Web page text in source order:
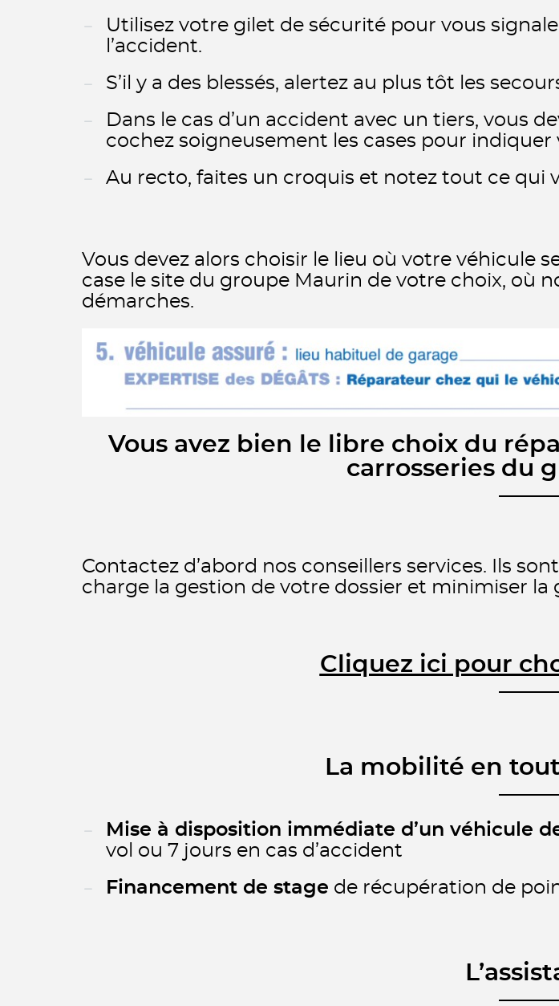
Utilisez votre gilet de sécurité pour vous
l’accident.
S’il y a des blessés, alertez au plus tôt les
Dans le cas d’un accident avec un tiers, vous
cochez soigneusement les cases pour
Au recto, faites un croquis et notez tout ce qui
Vous devez alors choisir le lieu où votre véhicule
case le site du groupe Maurin de votre choix, où
démarches.
Vous avez bien le libre choix du
carrosseries du
Contactez d’abord nos conseillers services. Ils
charge la gestion de votre dossier et minimiser la
Cliquez ici pour
La mobilité en
Mise à disposition immédiate d’un véhicule
vol ou 7 jours en cas d’accident
Financement de stage de récupération de